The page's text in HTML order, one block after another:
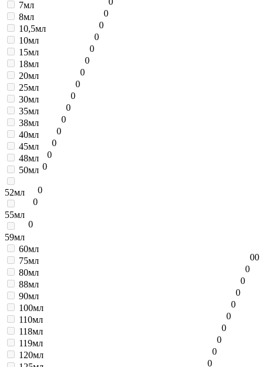
7мл
0
8мл
0
10,5мл
0
10мл
0
15мл
0
18мл
0
20мл
0
25мл
0
30мл
0
35мл
0
38мл
0
40мл
0
45мл
0
48мл
0
50мл
0
52мл
0
55мл
0
59мл
0
60мл
0
75мл
0
80мл
0
88мл
0
90мл
0
100мл
0
110мл
0
118мл
0
119мл
0
120мл
0